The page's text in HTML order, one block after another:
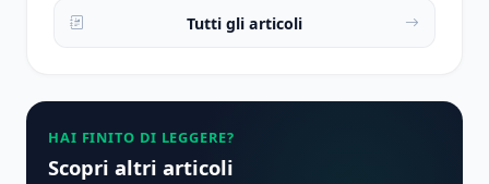
Tutti gli articoli
HAI FINITO DI LEGGERE?
Scopri altri articoli